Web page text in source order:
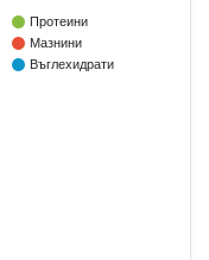
Протеини
Мазнини
Въглехидрати